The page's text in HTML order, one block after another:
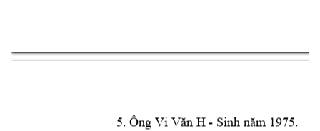
5. Ông Vi Văn H - Sinh năm 1975.